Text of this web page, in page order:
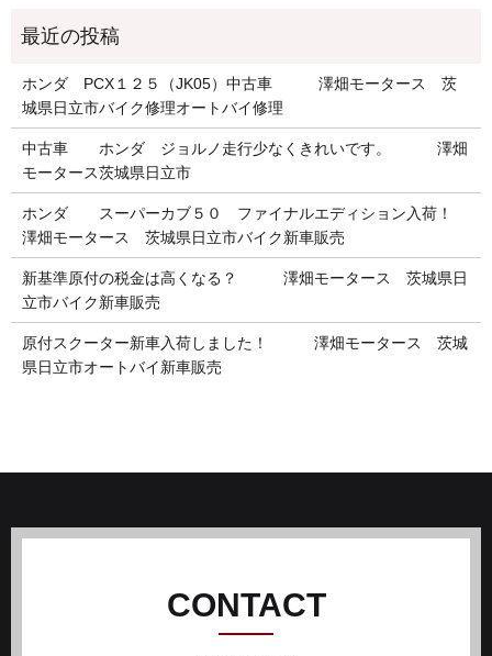
ホンダ PCX１２５（JK05）中古車 澤畑モータース 茨
城県日立市バイク修理オートバイ修理
中古車 ホンダ ジョルノ走行少なくきれいです。 澤畑
モータース茨城県日立市
ホンダ スーパーカブ５０ ファイナルエディション入荷！
澤畑モータース 茨城県日立市バイク新車販売
新基準原付の税金は高くなる？ 澤畑モータース 茨城県日
立市バイク新車販売
原付スクーター新車入荷しました！ 澤畑モータース 茨城
県日立市オートバイ新車販売
CONTACT